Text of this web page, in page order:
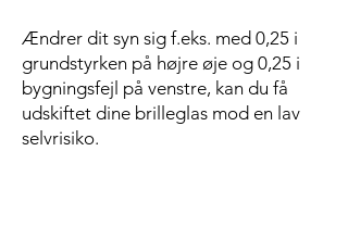
Ændrer dit syn sig f.eks. med 0,25 i
grundstyrken på højre øje og 0,25 i
bygningsfejl på venstre, kan du få
udskiftet dine brilleglas mod en lav
selvrisiko.